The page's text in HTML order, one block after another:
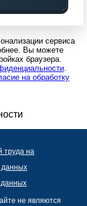
сервиса
Вы можете
браузера.
.
на обработку
труда на
данных
данных
не являются